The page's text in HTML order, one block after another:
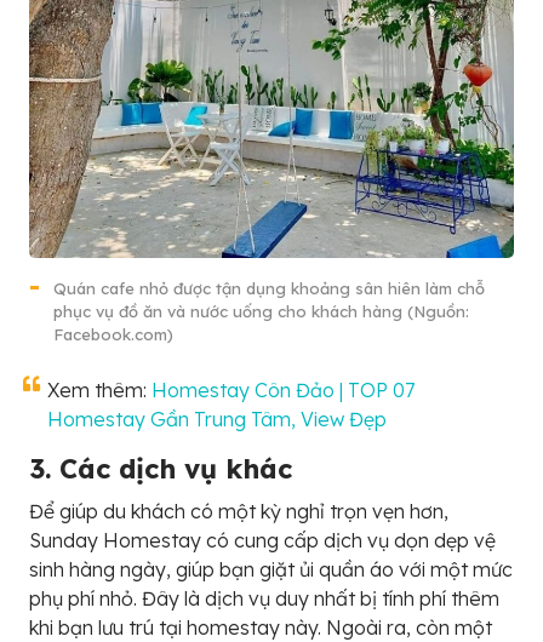
Quán cafe nhỏ được tận dụng khoảng sân hiên làm chỗ
phục vụ đồ ăn và nước uống cho khách hàng (Nguồn:
Facebook.com)
Xem thêm: Homestay Côn Đảo | TOP 07
Homestay Gần Trung Tâm, View Đẹp
3. Các dịch vụ khác
Để giúp du khách có một kỳ nghỉ trọn vẹn hơn,
Sunday Homestay có cung cấp dịch vụ dọn dẹp vệ
sinh hàng ngày, giúp bạn giặt ủi quần áo với một mức
phụ phí nhỏ. Đây là dịch vụ duy nhất bị tính phí thêm
khi bạn lưu trú tại homestay này. Ngoài ra, còn một